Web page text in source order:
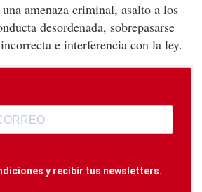
amenaza criminal, asalto a los
desordenada, sobrepasarse
e interferencia con la ley.
y recibir tus newsletters.